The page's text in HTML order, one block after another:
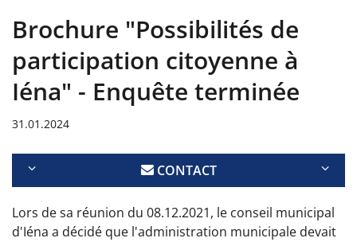
Brochure "Possibilités de
participation citoyenne à
Iéna" - Enquête terminée
31.01.2024
CONTACT
Lors de sa réunion du 08.12.2021, le conseil municipal
d'Iéna a décidé que l'administration municipale devait